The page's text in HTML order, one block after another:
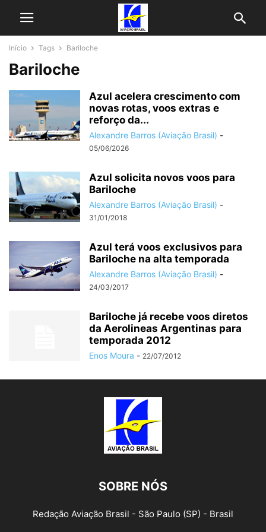
Início Tags Bariloche
Bariloche
Azul acelera crescimento com
novas rotas, voos extras e
reforço da...
Alexandre Barros (Aviação Brasil) -
05/06/2026
Azul solicita novos voos para
Bariloche
Alexandre Barros (Aviação Brasil) -
31/01/2018
Azul terá voos exclusivos para
Bariloche na alta temporada
Alexandre Barros (Aviação Brasil) -
24/03/2017
Bariloche já recebe voos diretos
da Aerolineas Argentinas para
temporada 2012
Enos Moura - 22/07/2012
SOBRE NÓS
Redação Aviação Brasil - São Paulo (SP) - Brasil